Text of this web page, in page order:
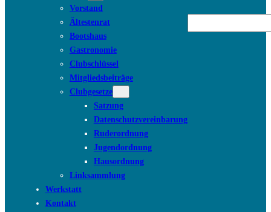
Vorstand
Ältestenrat
Bootshaus
Gastronomie
Clubschlüssel
Mitgliedsbeiträge
Clubgesetze
Satzung
Datenschutzvereinbarung
Ruderordnung
Jugendordnung
Hausordnung
Linksammlung
Werkstatt
Kontakt